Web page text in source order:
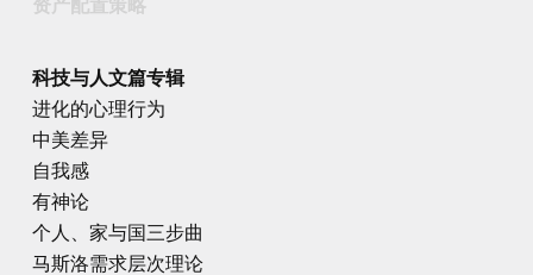
资产配置策略
科技与人文篇专辑
进化的心理行为
中美差异
自我感
有神论
个人、家与国三步曲
马斯洛需求层次理论